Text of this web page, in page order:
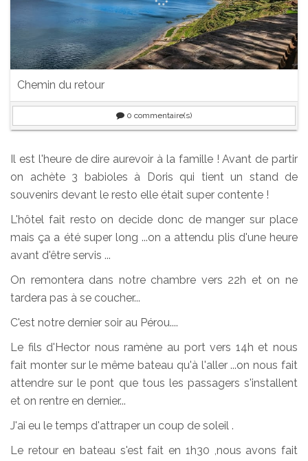
Chemin du retour
0 commentaire(s)
Il est l'heure de dire aurevoir à la famille ! Avant de partir
on achète 3 babioles à Doris qui tient un stand de
souvenirs devant le resto elle était super contente !
L'hôtel fait resto on decide donc de manger sur place
mais ça a été super long ...on a attendu plis d'une heure
avant d'être servis ...
On remontera dans notre chambre vers 22h et on ne
tardera pas à se coucher...
C'est notre dernier soir au Pérou....
Le fils d'Hector nous ramène au port vers 14h et nous
fait monter sur le même bateau qu'à l'aller ...on nous fait
attendre sur le pont que tous les passagers s'installent
et on rentre en dernier...
J'ai eu le temps d'attraper un coup de soleil .
Le retour en bateau s'est fait en 1h30 ,nous avons fait